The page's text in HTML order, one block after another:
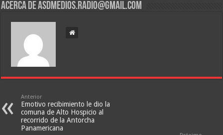
Acerca de asdmedios.radio@gmail.com
Anterior
Emotivo recibimiento le dio la
comuna de Alto Hospicio al
recorrido de la Antorcha
Panamericana